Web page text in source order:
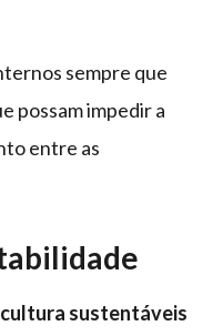
sempre que
possam impedir a
entre as
sustentáveis